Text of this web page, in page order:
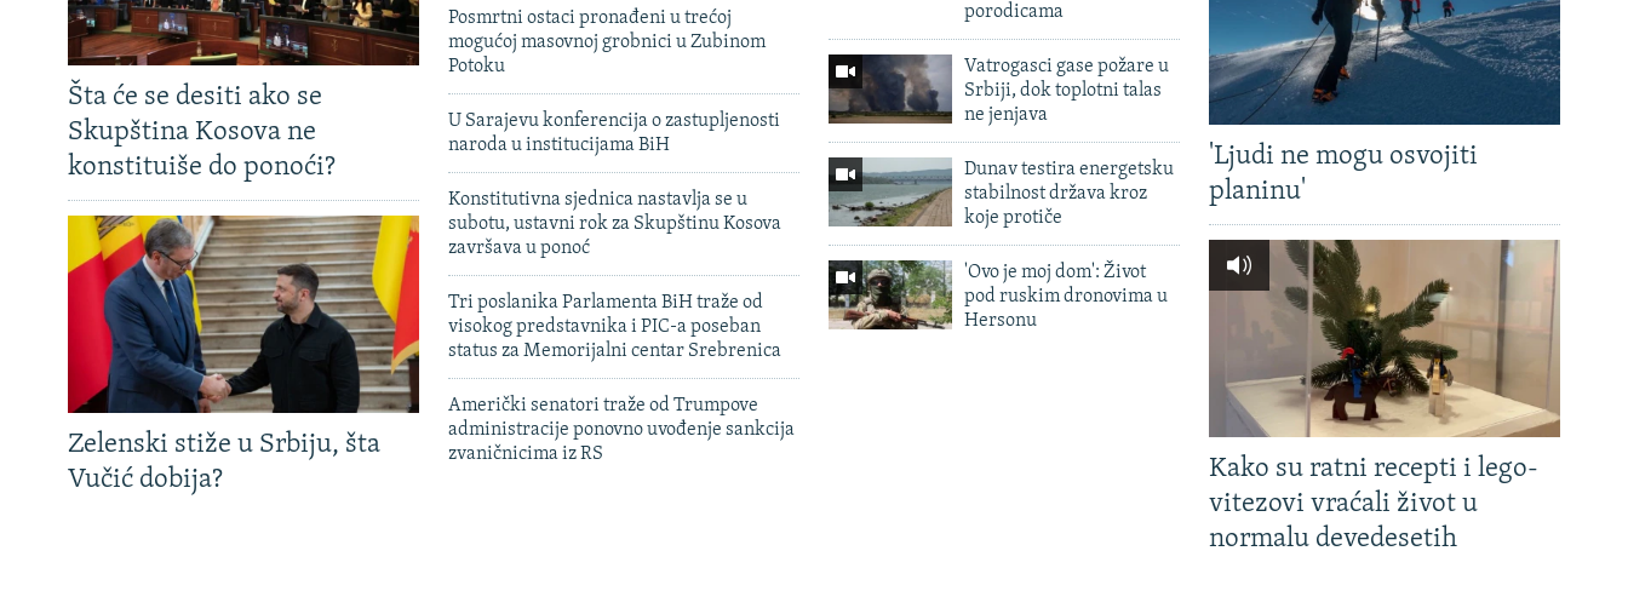
Šta će se desiti ako se
Skupština Kosova ne
konstituiše do ponoći?
Zelenski stiže u Srbiju, šta
Vučić dobija?
Posmrtni ostaci pronađeni u trećoj
mogućoj masovnoj grobnici u Zubinom
Potoku
U Sarajevu konferencija o zastupljenosti
naroda u institucijama BiH
Konstitutivna sjednica nastavlja se u
subotu, ustavni rok za Skupštinu Kosova
završava u ponoć
Tri poslanika Parlamenta BiH traže od
visokog predstavnika i PIC-a poseban
status za Memorijalni centar Srebrenica
Američki senatori traže od Trumpove
administracije ponovno uvođenje sankcija
zvaničnicima iz RS
porodicama
Vatrogasci gase požare u
Srbiji, dok toplotni talas
ne jenjava
Dunav testira energetsku
stabilnost država kroz
koje protiče
'Ovo je moj dom': Život
pod ruskim dronovima u
Hersonu
'Ljudi ne mogu osvojiti
planinu'
Kako su ratni recepti i lego-
vitezovi vraćali život u
normalu devedesetih